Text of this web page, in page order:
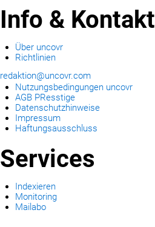
Info & Kontakt
Über uncovr
Richtlinien
redaktion@uncovr.com
Nutzungsbedingungen uncovr
AGB PResstige
Datenschutzhinweise
Impressum
Haftungsausschluss
Services
Indexieren
Monitoring
Mailabo